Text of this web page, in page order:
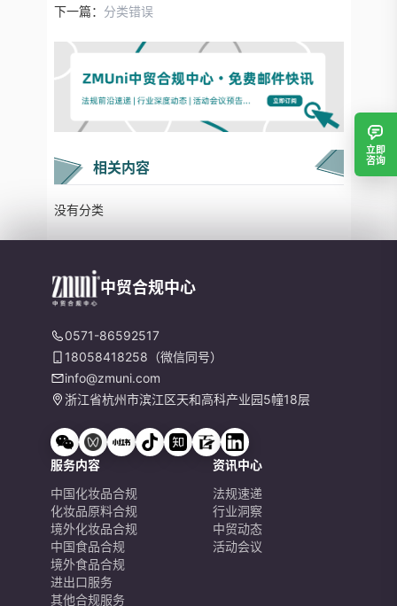
下一篇： 分类错误
相关内容
没有分类
立即
咨询
中贸合规中心
0571-86592517
18058418258（微信同号）
info@zmuni.com
浙江省杭州市滨江区天和高科产业园5幢18层
服务内容
中国化妆品合规
化妆品原料合规
境外化妆品合规
中国食品合规
境外食品合规
进出口服务
其他合规服务
资讯中心
法规速递
行业洞察
中贸动态
活动会议